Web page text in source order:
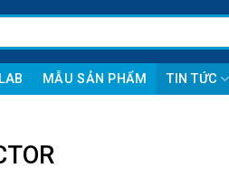
MẪU SẢN PHẨM TIN TỨC